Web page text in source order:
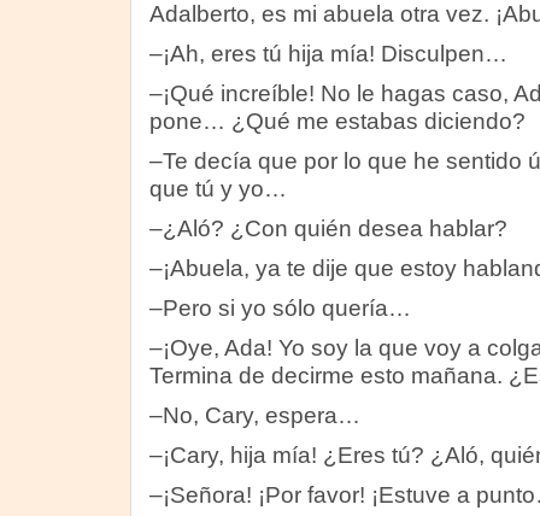
Adalberto, es mi abuela otra vez.
–¡Ah, eres tú hija mía! Disculpen…
–¡Qué increíble! No le hagas caso,
pone… ¿Qué me estabas diciendo?
–Te decía que por lo que he sentido
que tú y yo…
–¿Aló? ¿Con quién desea hablar?
–¡Abuela, ya te dije que estoy
–Pero si yo sólo quería…
–¡Oye, Ada! Yo soy la que voy a
Termina de decirme esto mañana.
–No, Cary, espera…
–¡Cary, hija mía! ¿Eres tú? ¿Aló,
–¡Señora! ¡Por favor! ¡Estuve a